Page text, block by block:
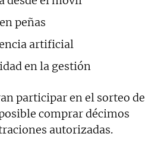
peñas
artificial
en la gestión
participar en el sorteo de
comprar décimos
autorizadas.